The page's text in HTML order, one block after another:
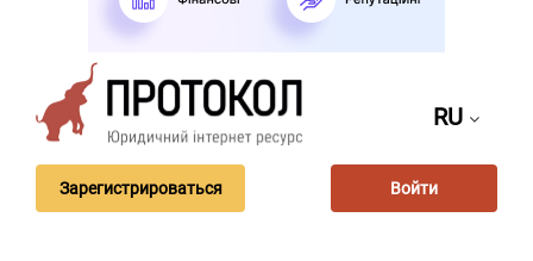
RU
Зарегистрироваться Войти